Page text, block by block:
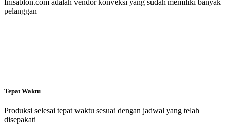
Inisablon.com adalah vendor konveksi yang sudah memiliki banyak
pelanggan
Tepat Waktu
Produksi selesai tepat waktu sesuai dengan jadwal yang telah
disepakati